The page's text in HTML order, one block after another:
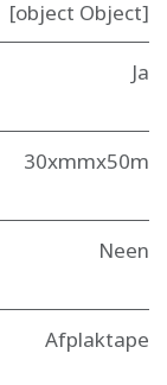
[object Object]
Ja
30xmmx50m
Neen
Afplaktape